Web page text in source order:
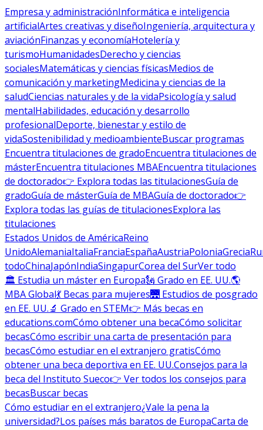
Empresa y administraciónInformática e inteligencia
artificialArtes creativas y diseñoIngeniería, arquitectura y
aviaciónFinanzas y economíaHotelería y
turismoHumanidadesDerecho y ciencias
socialesMatemáticas y ciencias físicasMedios de
comunicación y marketingMedicina y ciencias de la
saludCiencias naturales y de la vidaPsicología y salud
mentalHabilidades, educación y desarrollo
profesionalDeporte, bienestar y estilo de
vidaSostenibilidad y medioambienteBuscar programas
Encuentra titulaciones de gradoEncuentra titulaciones de
másterEncuentra titulaciones MBAEncuentra titulaciones
de doctorado👉 Explora todas las titulacionesGuía de
gradoGuía de másterGuía de MBAGuía de doctorado👉
Explora todas las guías de titulacionesExplora las
titulaciones
Estados Unidos de AméricaReino
UnidoAlemaniaItaliaFranciaEspañaAustriaPoloniaGrecia
todoChinaJapónIndiaSingapurCorea del SurVer todo
🏛 Estudia un máster en Europa🗽 Grado en EE. UU.🌎
MBA Global💃 Becas para mujeres🌉 Estudios de posgrado
en EE. UU.🔬 Grado en STEM👉 Más becas en
educations.comCómo obtener una becaCómo solicitar
becasCómo escribir una carta de presentación para
becasCómo estudiar en el extranjero gratisCómo
obtener una beca deportiva en EE. UU.Consejos para la
beca del Instituto Sueco👉 Ver todos los consejos para
becasBuscar becas
Cómo estudiar en el extranjero¿Vale la pena la
universidad?Los países más baratos de EuropaCarta de